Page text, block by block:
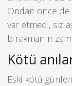
Ondan önce de
var etmedi, siz
bırakmanın
Kötü
Eski kötü